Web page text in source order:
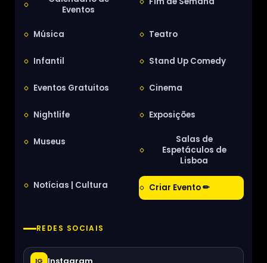
Eventos
Música Teatro
Infantil Stand Up Comedy
Eventos Gratuitos Cinema
Nightlife Exposições
Museus
Salas de
Espetáculos de
Lisboa
Notícias | Cultura Criar Evento ✏
REDES SOCIAIS
IG